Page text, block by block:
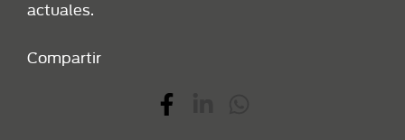
actuales.
Compartir